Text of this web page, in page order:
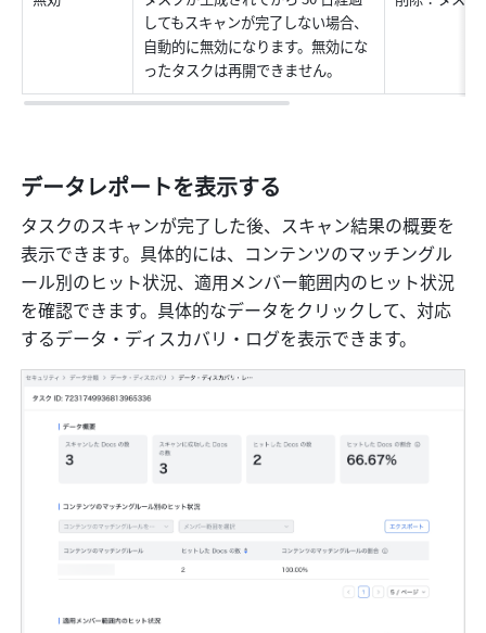
してもスキャンが完了しない場合、
自動的に無効になります。無効にな
ったタスクは再開できません。
データレポートを表示する
タスクのスキャンが完了した後、スキャン結果の概要を
表示できます。具体的には、コンテンツのマッチングル
ール別のヒット状況、適用メンバー範囲内のヒット状況
を確認できます。具体的なデータをクリックして、対応
するデータ・ディスカバリ・ログを表示できます。